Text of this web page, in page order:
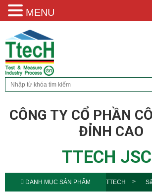
CÔNG TY CỔ PHẦN
ĐỈNH CAO
TTECH
DANH MỤC SẢN PHẨM TTECH
MENU